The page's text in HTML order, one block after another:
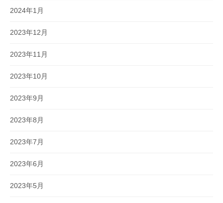
2024年1月
2023年12月
2023年11月
2023年10月
2023年9月
2023年8月
2023年7月
2023年6月
2023年5月